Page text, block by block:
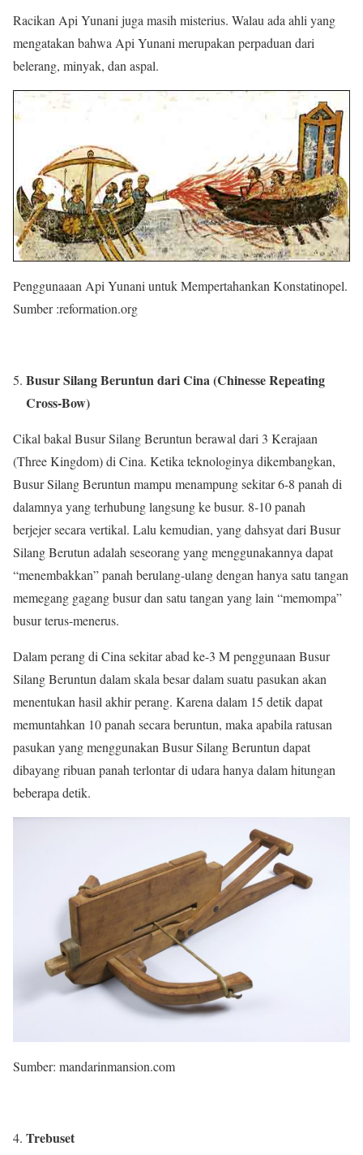
Racikan Api Yunani juga masih misterius. Walau ada ahli yang
mengatakan bahwa Api Yunani merupakan perpaduan dari
belerang, minyak, dan aspal.
Penggunaaan Api Yunani untuk Mempertahankan Konstatinopel.
Sumber :reformation.org
Busur Silang Beruntun dari Cina (Chinesse Repeating
Cross-Bow)
Cikal bakal Busur Silang Beruntun berawal dari 3 Kerajaan
(Three Kingdom) di Cina. Ketika teknologinya dikembangkan,
Busur Silang Beruntun mampu menampung sekitar 6-8 panah di
dalamnya yang terhubung langsung ke busur. 8-10 panah
berjejer secara vertikal. Lalu kemudian, yang dahsyat dari Busur
Silang Berutun adalah seseorang yang menggunakannya dapat
“menembakkan” panah berulang-ulang dengan hanya satu tangan
memegang gagang busur dan satu tangan yang lain “memompa”
busur terus-menerus.
Dalam perang di Cina sekitar abad ke-3 M penggunaan Busur
Silang Beruntun dalam skala besar dalam suatu pasukan akan
menentukan hasil akhir perang. Karena dalam 15 detik dapat
memuntahkan 10 panah secara beruntun, maka apabila ratusan
pasukan yang menggunakan Busur Silang Beruntun dapat
dibayang ribuan panah terlontar di udara hanya dalam hitungan
beberapa detik.
Sumber: mandarinmansion.com
Trebuset